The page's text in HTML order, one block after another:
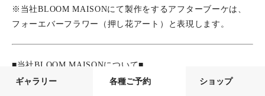
ギャラリー 各種ご予約 ショップ
※当社BLOOM MAISONにて製作をするアフターブーケは、
フォーエバーフラワー（押し花アート）と表現します。
■当社BLOOM MAISONについて■